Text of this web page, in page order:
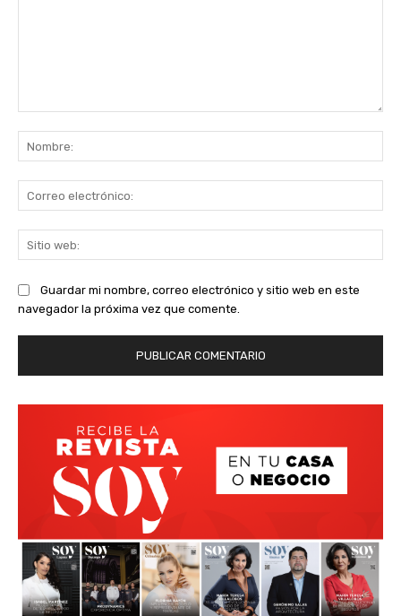
Guardar mi nombre, correo electrónico y sitio web en este
navegador la próxima vez que comente.